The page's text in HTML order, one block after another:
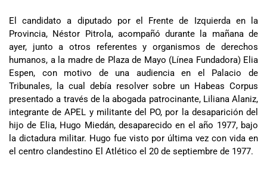
El candidato a diputado por el Frente de Izquierda en la
Provincia, Néstor Pitrola, acompañó durante la mañana de
ayer, junto a otros referentes y organismos de derechos
humanos, a la madre de Plaza de Mayo (Línea Fundadora) Elia
Espen, con motivo de una audiencia en el Palacio de
Tribunales, la cual debía resolver sobre un Habeas Corpus
presentado a través de la abogada patrocinante, Liliana Alaniz,
integrante de APEL y militante del PO, por la desaparición del
hijo de Elia, Hugo Miedán, desaparecido en el año 1977, bajo
la dictadura militar. Hugo fue visto por última vez con vida en
el centro clandestino El Atlético el 20 de septiembre de 1977.